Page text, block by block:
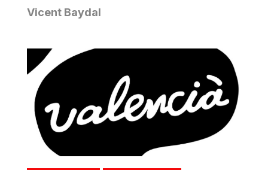
Vicent Baydal